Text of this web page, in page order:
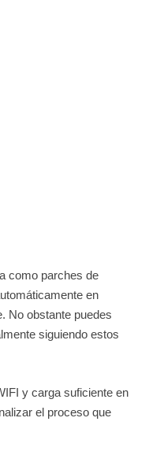
como parches de
en
No obstante puedes
siguiendo estos
y carga suficiente en
el proceso que